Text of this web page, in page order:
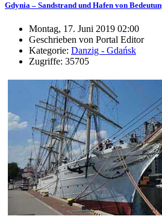
Gdynia – Sandstrand und Hafen von
Montag, 17. Juni 2019 02:00
Geschrieben von Portal Editor
Kategorie: Danzig - Gdańsk
Zugriffe: 35705